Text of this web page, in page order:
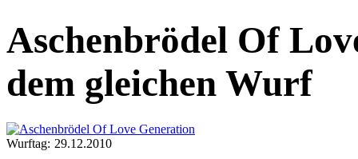
Aschenbrödel Of
dem gleichen Wurf
Wurftag: 29.12.2010